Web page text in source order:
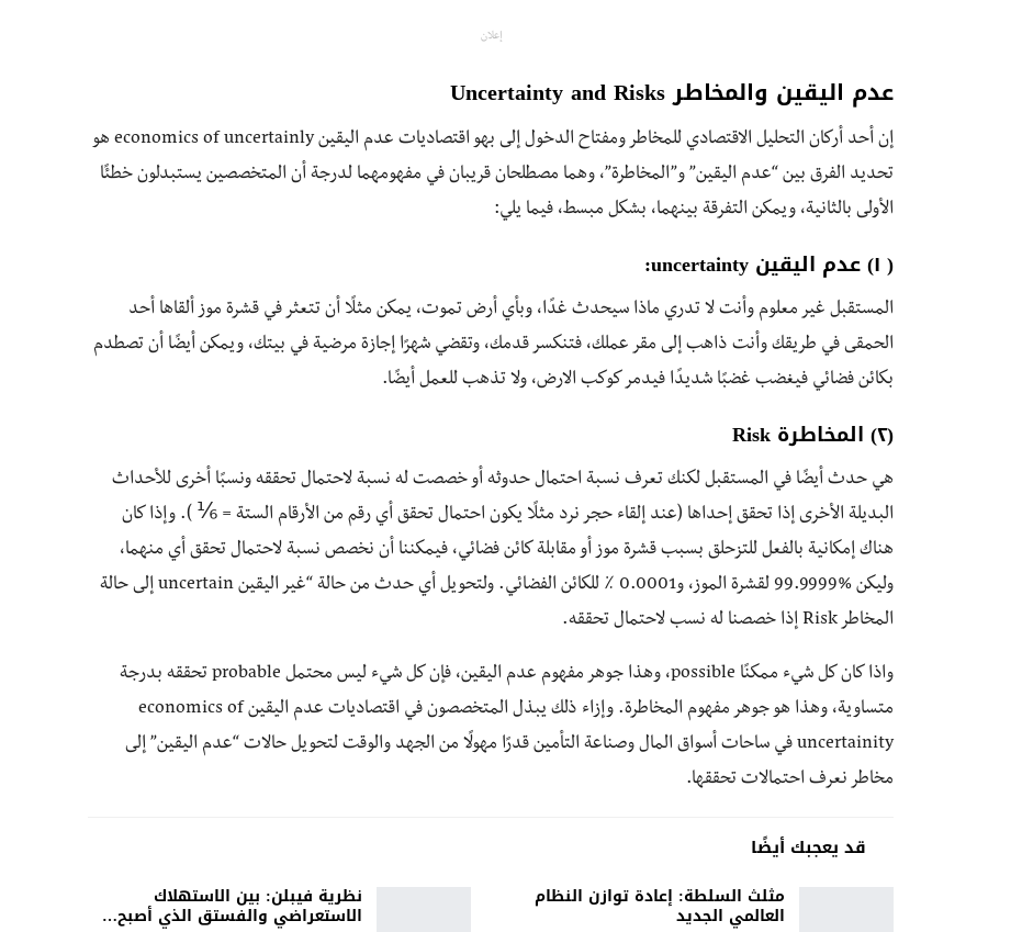
إعلان
عدم اليقين والمخاطر Uncertainty and Risks
إن أحد أركان التحليل الاقتصادي للمخاطر ومفتاح الدخول إلى بهو اقتصاديات عدم اليقين economics of uncertainly هو
تحديد الفرق بين “عدم اليقين” و”المخاطرة”، وهما مصطلحان قريبان في مفهومهما لدرجة أن المتخصصين يستبدلون خطئًا
الأولى بالثانية، ويمكن التفرقة بينهما، بشكل مبسط، فيما يلي:
( ١) عدم اليقين uncertainty:
المستقبل غير معلوم وأنت لا تدري ماذا سيحدث غدًا، وبأي أرض تموت، يمكن مثلًا أن تتعثر في قشرة موز ألقاها أحد
الحمقى في طريقك وأنت ذاهب إلى مقر عملك، فتنكسر قدمك، وتقضي شهرًا إجازة مرضية في بيتك، ويمكن أيضًا أن تصطدم
بكائن فضائي فيغضب غضبًا شديدًا فيدمر كوكب الارض، ولا تذهب للعمل أيضًا.
(٢) المخاطرة Risk
هي حدث أيضًا في المستقبل لكنك تعرف نسبة احتمال حدوثه أو خصصت له نسبة لاحتمال تحققه ونسبًا أخرى للأحداث
البديلة الأخرى إذا تحقق إحداها (عند إلقاء حجر نرد مثلًا يكون احتمال تحقق أي رقم من الأرقام الستة = ⅙ ). وإذا كان
هناك إمكانية بالفعل للتزحلق بسبب قشرة موز أو مقابلة كائن فضائي، فيمكننا أن نخصص نسبة لاحتمال تحقق أي منهما،
وليكن %99.9999 لقشرة الموز، و0.0001 ٪ للكائن الفضائي. ولتحويل أي حدث من حالة “غير اليقين uncertain إلى حالة
المخاطر Risk إذا خصصنا له نسب لاحتمال تحققه.
واذا كان كل شيء ممكنًا possible، وهذا جوهر مفهوم عدم اليقين، فإن كل شيء ليس محتمل probable تحققه بدرجة
متساوية، وهذا هو جوهر مفهوم المخاطرة. وإزاء ذلك يبذل المتخصصون في اقتصاديات عدم اليقين economics of
uncertainity في ساحات أسواق المال وصناعة التأمين قدرًا مهولًا من الجهد والوقت لتحويل حالات “عدم اليقين” إلى
مخاطر نعرف احتمالات تحققها.
قد يعجبك أيضًا
مثلث السلطة: إعادة توازن النظام
العالمي الجديد
نظرية فيبلن: بين الاستهلاك
الاستعراضي والفستق الذي أصبح…